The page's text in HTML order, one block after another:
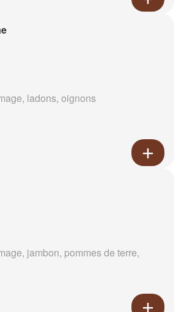
ladons, oignons
jambon, pommes de terre,